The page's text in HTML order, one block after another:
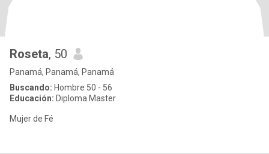
Roseta, 50
Panamá, Panamá, Panamá
Buscando: Hombre 50 - 56
Educación: Diploma Master
Mujer de Fé